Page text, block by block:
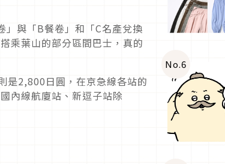
」與「B餐卷」和「C名產兌換
乘葉山的部分區間巴士，真的
是2,800日圓，在京急線各站的
內線航廈站、新逗子站除
No.6